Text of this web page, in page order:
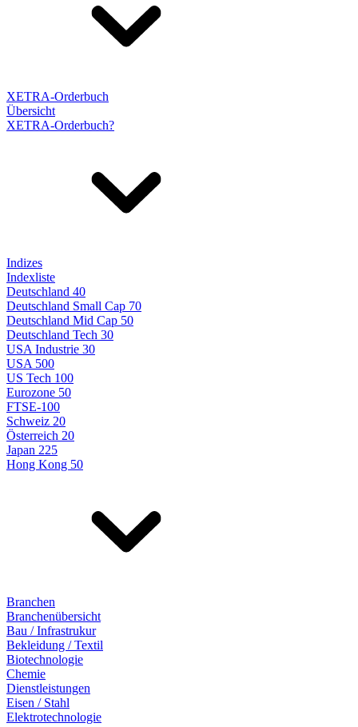
XETRA-Orderbuch
Übersicht
XETRA-Orderbuch?
Indizes
Indexliste
Deutschland 40
Deutschland Small Cap 70
Deutschland Mid Cap 50
Deutschland Tech 30
USA Industrie 30
USA 500
US Tech 100
Eurozone 50
FTSE-100
Schweiz 20
Österreich 20
Japan 225
Hong Kong 50
Branchen
Branchenübersicht
Bau / Infrastrukur
Bekleidung / Textil
Biotechnologie
Chemie
Dienstleistungen
Eisen / Stahl
Elektrotechnologie